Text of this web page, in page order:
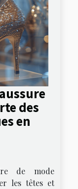
des
en
de mode
les têtes et